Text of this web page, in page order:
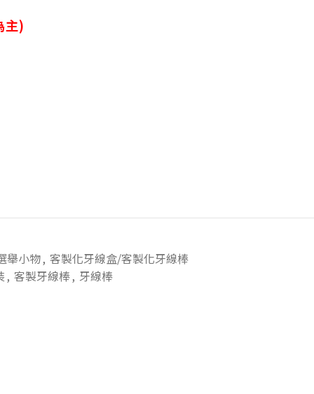
主)
舉小物, 客製化牙線盒/客製化牙線棒
, 客製牙線棒, 牙線棒